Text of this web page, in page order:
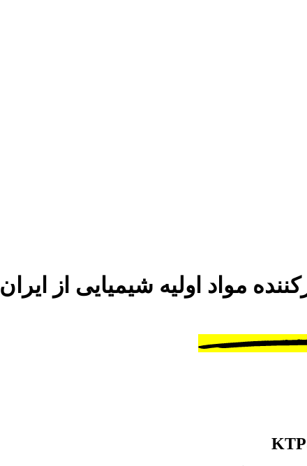
مواد اولیه شیمیایی از ایران